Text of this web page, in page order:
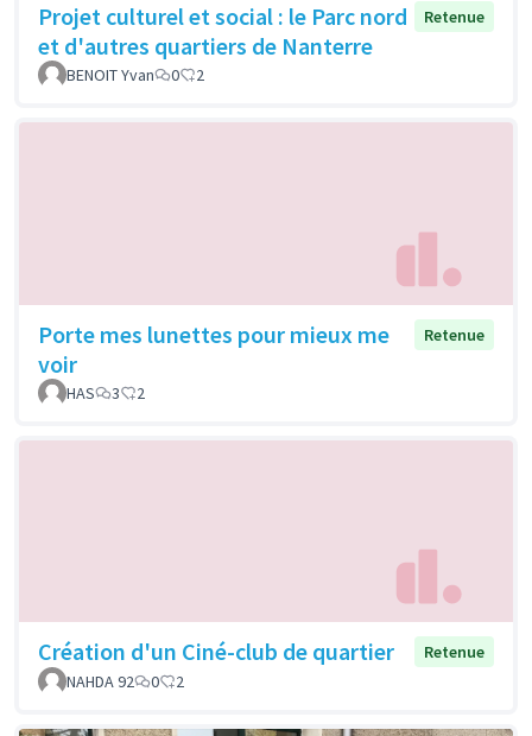
Projet culturel et social : le Parc nord
et d'autres quartiers de Nanterre
Retenue
BENOIT Yvan 0 2
Porte mes lunettes pour mieux me
voir
Retenue
HAS 3 2
Création d'un Ciné-club de quartier
Retenue
NAHDA 92
0 2